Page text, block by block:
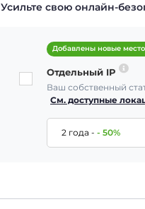
Усильте свою онлайн-
Добавлены новые
Отдельный IP
Ваш собственный
См. доступные
2 года--50%